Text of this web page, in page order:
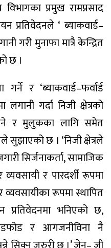
विभागका प्रमुख रामप्रसाद
प्रतिवेदनले ‘ ब्याकवार्ड–
गरी मुनाफा मात्रै केन्द्रित
छ ।
गर्ने र ‘ब्याकवार्ड–फर्वार्ड
गर्दा निजी क्षेत्रको
र मुलुकका लागि समेत
सुझाएको छ । ‘निजी क्षेत्रले
सिर्जनाकर्ता, सामाजिक
व्यवसायी र पारदर्शी रूपमा
रूपमा स्थापित
प्रतिवेदनमा भनिएको छ,
र आगजनीविना नै